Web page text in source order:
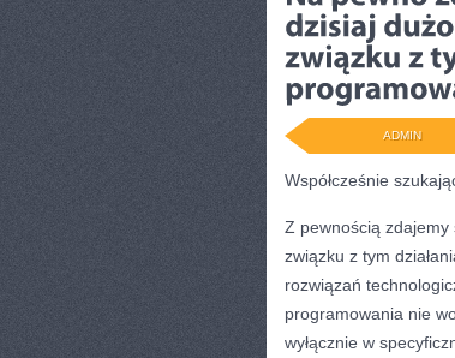
ADMIN
Współcześnie
Z pewnością
związku z tym
rozwiązań
programowania nie
wyłącznie w